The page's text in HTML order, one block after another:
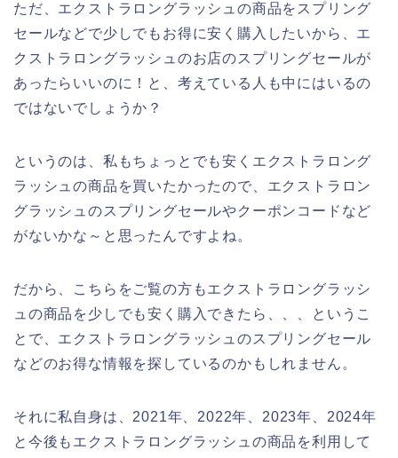
ただ、エクストラロングラッシュの商品をスプリング
セールなどで少しでもお得に安く購入したいから、エ
クストラロングラッシュのお店のスプリングセールが
あったらいいのに！と、考えている人も中にはいるの
ではないでしょうか？
というのは、私もちょっとでも安くエクストラロング
ラッシュの商品を買いたかったので、エクストラロン
グラッシュのスプリングセールやクーポンコードなど
がないかな～と思ったんですよね。
だから、こちらをご覧の方もエクストラロングラッシ
ュの商品を少しでも安く購入できたら、、、というこ
とで、エクストラロングラッシュのスプリングセール
などのお得な情報を探しているのかもしれません。
それに私自身は、2021年、2022年、2023年、2024年
と今後もエクストラロングラッシュの商品を利用して